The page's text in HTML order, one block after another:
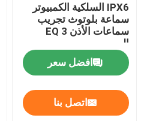
IPX6 السلكية الكمبيوتر
سماعة بلوتوث تجريب
سماعات الأذن 3 EQ
الصوت
افضل سعر
اتصل بنا